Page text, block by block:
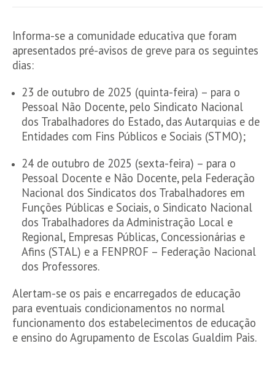
Informa-se a comunidade educativa que foram
apresentados pré-avisos de greve para os seguintes
dias:
23 de outubro de 2025 (quinta-feira) – para o
Pessoal Não Docente, pelo Sindicato Nacional
dos Trabalhadores do Estado, das Autarquias e de
Entidades com Fins Públicos e Sociais (STMO);
24 de outubro de 2025 (sexta-feira) – para o
Pessoal Docente e Não Docente, pela Federação
Nacional dos Sindicatos dos Trabalhadores em
Funções Públicas e Sociais, o Sindicato Nacional
dos Trabalhadores da Administração Local e
Regional, Empresas Públicas, Concessionárias e
Afins (STAL) e a FENPROF – Federação Nacional
dos Professores.
Alertam-se os pais e encarregados de educação
para eventuais condicionamentos no normal
funcionamento dos estabelecimentos de educação
e ensino do Agrupamento de Escolas Gualdim Pais.